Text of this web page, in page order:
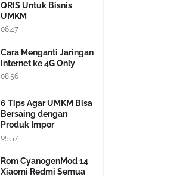
QRIS Untuk Bisnis
UMKM
06.47
Cara Menganti Jaringan
Internet ke 4G Only
08.56
6 Tips Agar UMKM Bisa
Bersaing dengan
Produk Impor
05.57
Rom CyanogenMod 14
Xiaomi Redmi Semua